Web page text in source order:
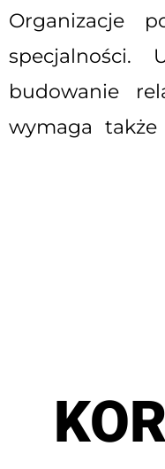
Organizacje
specjalności.
budowanie
wymaga